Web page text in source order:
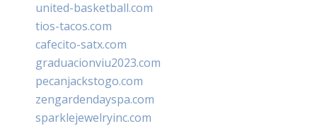
united-basketball.com
tios-tacos.com
cafecito-satx.com
graduacionviu2023.com
pecanjackstogo.com
zengardendayspa.com
sparklejewelryinc.com